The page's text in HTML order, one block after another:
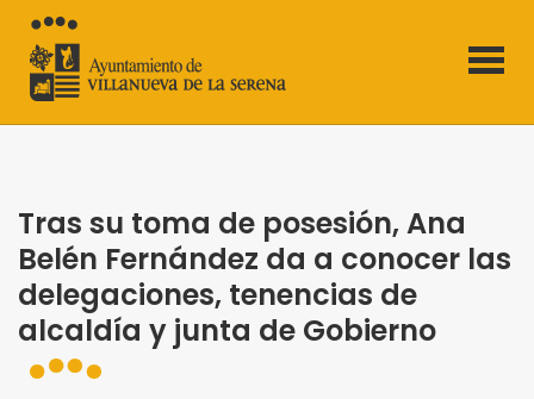
Tras su toma de posesión, Ana
Belén Fernández da a conocer las
delegaciones, tenencias de
alcaldía y junta de Gobierno